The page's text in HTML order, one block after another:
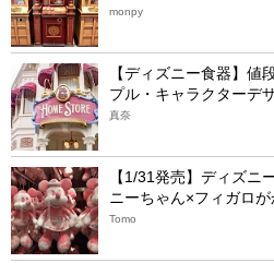
monpy
【ディズニー食器】値
プル・キャラクターデ
真奈
【1/31発売】ディズニ
ニーちゃん×フィガロ
Tomo